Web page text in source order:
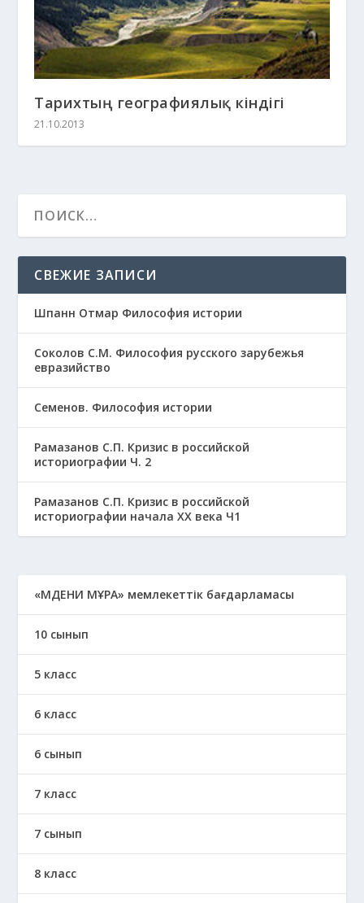
Тарихтың географиялық кіндігі
21.10.2013
СВЕЖИЕ ЗАПИСИ
Шпанн Отмар Философия истории
Соколов С.М. Философия русского зарубежья
евразийство
Семенов. Философия истории
Рамазанов С.П. Кризис в российской
историографии Ч. 2
Рамазанов С.П. Кризис в российской
историографии начала ХХ века Ч1
«МӘДЕНИ МҰРА» мемлекеттік бағдарламасы
10 сынып
5 класс
6 класс
6 сынып
7 класс
7 сынып
8 класс